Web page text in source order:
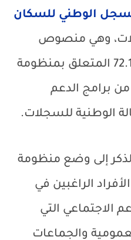
الوطني للسكان
وهي منصوص
عليها في القانون رقم 72.18 المتعلق بمنظومة
برامج الدعم
الوطنية للسجلات.
إلى وضع منظومة
الراغبين في
الاجتماعي التي
والجماعات